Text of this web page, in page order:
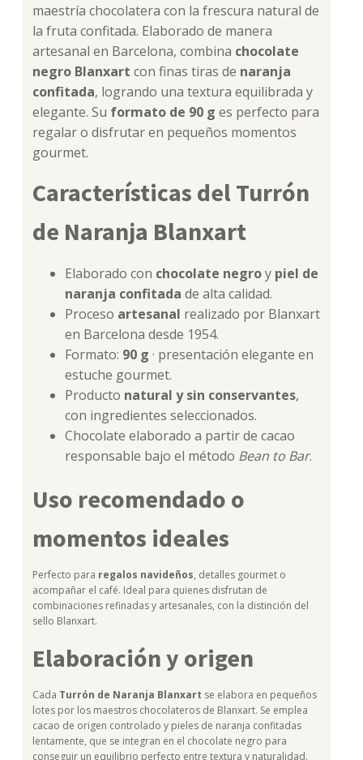
maestría chocolatera con la frescura natural de
la fruta confitada. Elaborado de manera
artesanal en Barcelona, combina chocolate
negro Blanxart con finas tiras de naranja
confitada, logrando una textura equilibrada y
elegante. Su formato de 90 g es perfecto para
regalar o disfrutar en pequeños momentos
gourmet.
Características del Turrón
de Naranja Blanxart
Elaborado con chocolate negroy piel de
naranja confitada de alta calidad.
Proceso artesanal realizado por Blanxart
en Barcelona desde 1954.
Formato: 90 g · presentación elegante en
estuche gourmet.
Producto natural y sin conservantes,
con ingredientes seleccionados.
Chocolate elaborado a partir de cacao
responsable bajo el método Bean to Bar.
Uso recomendado o
momentos ideales
Perfecto para regalos navideños, detalles gourmet o
acompañar el café. Ideal para quienes disfrutan de
combinaciones refinadas y artesanales, con la distinción del
sello Blanxart.
Elaboración y origen
Cada Turrón de Naranja Blanxart se elabora en pequeños
lotes por los maestros chocolateros de Blanxart. Se emplea
cacao de origen controlado y pieles de naranja confitadas
lentamente, que se integran en el chocolate negro para
conseguir un equilibrio perfecto entre textura y naturalidad.